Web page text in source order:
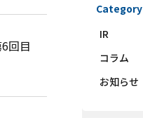
回目
Category
IR
コラム
お知らせ